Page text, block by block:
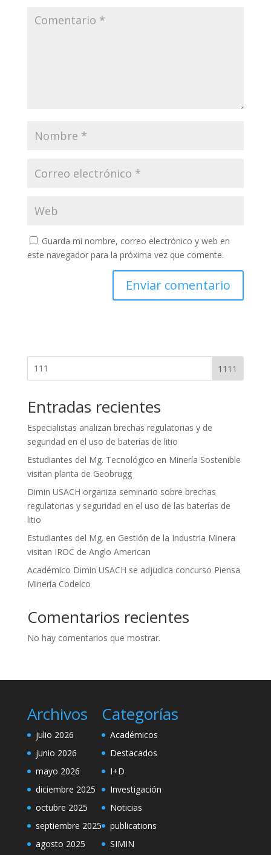
Guarda mi nombre, correo electrónico y web en
este navegador para la próxima vez que comente.
1111
Entradas recientes
Especialistas analizan brechas regulatorias y de
seguridad en el uso de baterías de litio
Estudiantes del Mg. Tecnológico en Minería Sostenible
visitan planta de Geobrugg
Dimin USACH organiza seminario sobre brechas
regulatorias y seguridad en el uso de las baterías de
litio
Estudiantes del Mg. en Gestión de la Industria Minera
visitan IROC de Anglo American
Académico Dimin USACH se adjudica concurso Piensa
Minería Codelco
Comentarios recientes
No hay comentarios que mostrar.
Archivos
julio 2026
junio 2026
mayo 2026
diciembre 2025
octubre 2025
septiembre 2025
agosto 2025
Categorías
Académicos
Destacados
I+D
Investigación
Noticias
publications
SIMIN